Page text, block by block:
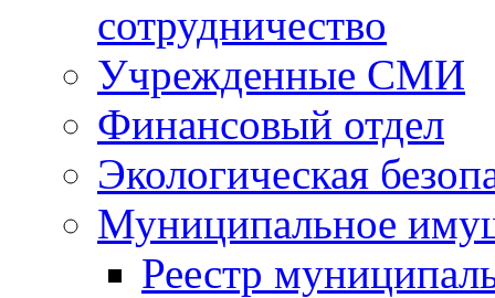
сотрудничество
Учрежденные СМИ
Финансовый отдел
Экологическая
Муниципальное
Реестр